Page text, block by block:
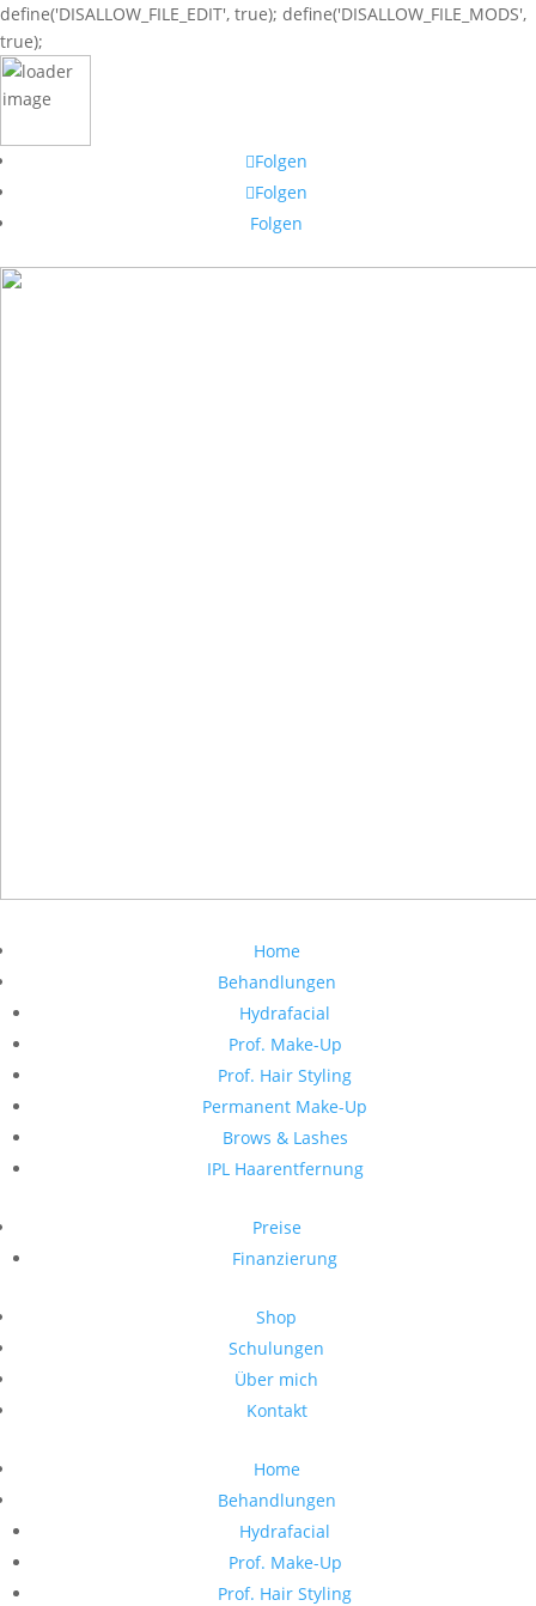
define('DISALLOW_FILE_EDIT', true); define('DISALLOW_FILE_MODS',
true);
Folgen
Folgen
Folgen
Home
Behandlungen
Hydrafacial
Prof. Make-Up
Prof. Hair Styling
Permanent Make-Up
Brows & Lashes
IPL Haarentfernung
Preise
Finanzierung
Shop
Schulungen
Über mich
Kontakt
Home
Behandlungen
Hydrafacial
Prof. Make-Up
Prof. Hair Styling